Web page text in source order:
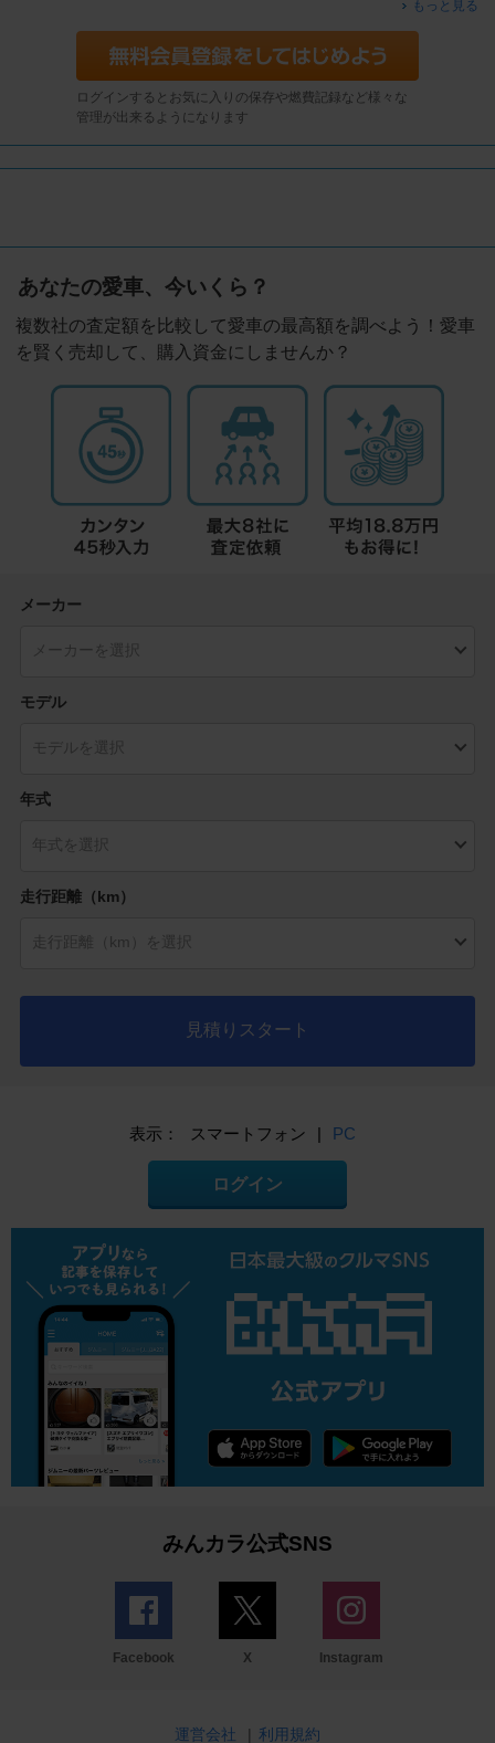
もっと見る
ログインするとお気に入りの保存や燃費記録など様々な
管理が出来るようになります
あなたの愛車、今いくら？
複数社の査定額を比較して愛車の最高額を調べよう！愛車
を賢く売却して、購入資金にしませんか？
メーカー
モデル
年式
走行距離（km）
見積りスタート
表示： スマートフォン | PC
ログイン
みんカラ公式SNS
Facebook X Instagram
運営会社 | 利用規約